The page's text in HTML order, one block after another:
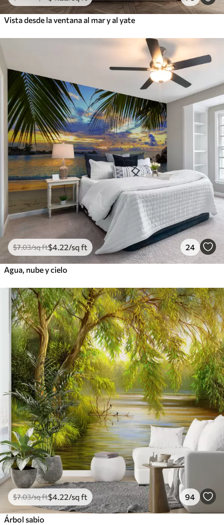
Vista desde la ventana al mar y al yate
$7.03/sq ft$4 .22/sq ft 24
Agua, nube y cielo
$7.03/sq ft$4 .22/sq ft 94
Árbol sabio